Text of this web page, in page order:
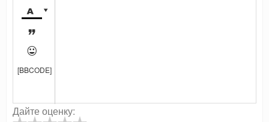




[BBCODE]
Дайте оценку: